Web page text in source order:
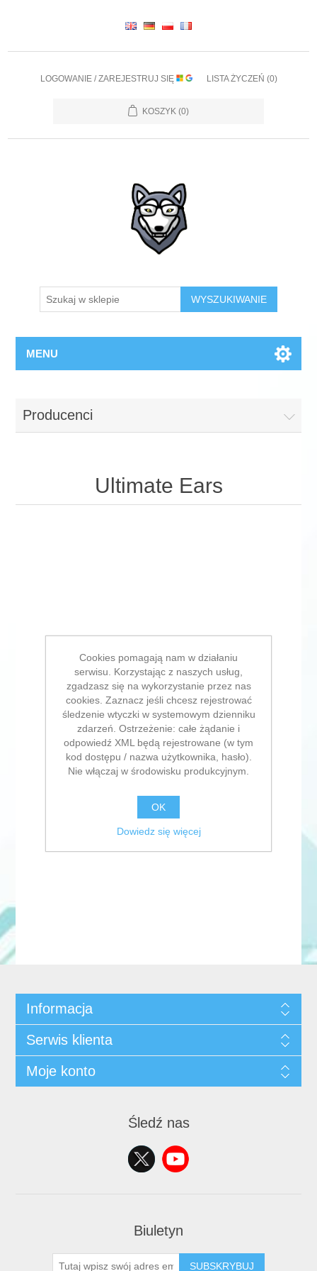
LOGOWANIE / ZAREJESTRUJ SIĘ LISTA ŻYCZEŃ (0)
KOSZYK (0)
WYSZUKIWANIE
MENU
Producenci
Ultimate Ears
Informacja
Serwis klienta
Moje konto
Śledź nas
Biuletyn
SUBSKRYBUJ
Cookies pomagają nam w działaniu
serwisu. Korzystając z naszych usług,
zgadzasz się na wykorzystanie przez nas
cookies. Zaznacz jeśli chcesz rejestrować
śledzenie wtyczki w systemowym dzienniku
zdarzeń. Ostrzeżenie: całe żądanie i
odpowiedź XML będą rejestrowane (w tym
kod dostępu / nazwa użytkownika, hasło).
Nie włączaj w środowisku produkcyjnym.
OK
Dowiedz się więcej